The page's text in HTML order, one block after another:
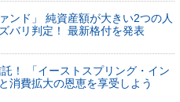
ンド」 純資産額が大きい2つの人
バリ判定！ 最新格付を発表
！ 「イーストスプリング・イン
消費拡大の恩恵を享受しよう